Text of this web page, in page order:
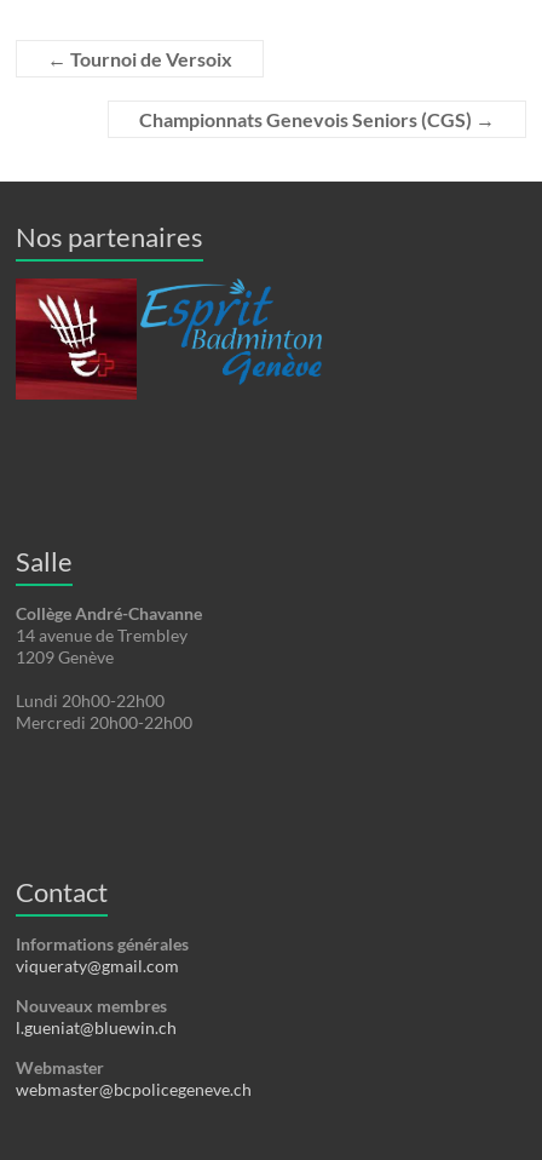
← Tournoi de Versoix
Championnats Genevois Seniors (CGS) →
Nos partenaires
Salle
Collège André-Chavanne
14 avenue de Trembley
1209 Genève
Lundi 20h00-22h00
Mercredi 20h00-22h00
Contact
Informations générales
viqueraty@gmail.com
Nouveaux membres
l.gueniat@bluewin.ch
Webmaster
webmaster@bcpolicegeneve.ch